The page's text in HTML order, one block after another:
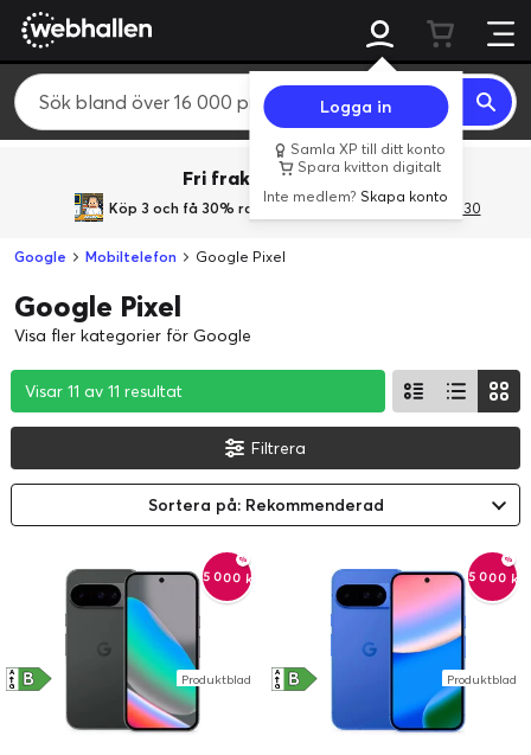
Logga in
Samla XP till ditt konto
Spara kvitton digitalt
Inte medlem?Skapa konto
Fri frakt över 800 kr.
Köp 3 och få 30% rabatt med rabattkoden 3Gives30
Google Mobiltelefon Google Pixel
Google Pixel
Visa fler kategorier för Google
Visar 11 av 11 resultat
Visar 11 av 11 resultat
Visar 11 av 11 resultat
Filtrera
Sortera på: Rekommenderad
-5 000 kr
B
A
↑
G Produktblad
-5 000 kr
B
A
↑
G Produktblad